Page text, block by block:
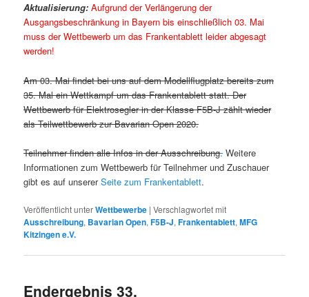
Aktualisierung: Aufgrund der Verlängerung der
Ausgangsbeschränkung in Bayern bis einschließlich 03. Mai
muss der Wettbewerb um das Frankentablett leider abgesagt
werden!
Am 03. Mai findet bei uns auf dem Modellflugplatz bereits zum
35. Mal ein Wettkampf um das Frankentablett statt. Der
Wettbewerb für Elektrosegler in der Klasse F5B-J zählt wieder
als Teilwettbewerb zur Bavarian Open 2020.
Teilnehmer finden alle Infos in der Ausschreibung. Weitere
Informationen zum Wettbewerb für Teilnehmer und Zuschauer
gibt es auf unsererSeite zum Frankentablett.
Veröffentlicht unterWettbewerbe |Verschlagwortet mit
Ausschreibung, Bavarian Open,F5B-J,Frankentablett,MFG
Kitzingen e.V.
Endergebnis 33.